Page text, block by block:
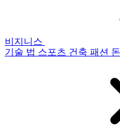
비지니스
기술 법 스포츠 건축 패션 돈